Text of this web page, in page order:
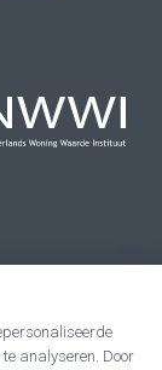
analyseren. Door